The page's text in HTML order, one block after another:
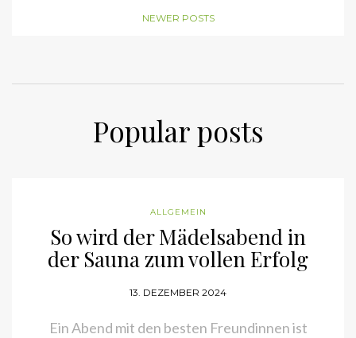
NEWER POSTS
Popular posts
ALLGEMEIN
So wird der Mädelsabend in
der Sauna zum vollen Erfolg
13. DEZEMBER 2024
Ein Abend mit den besten Freundinnen ist